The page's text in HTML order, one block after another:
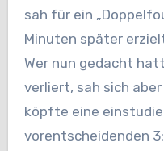
sah für ein
Minuten später
Wer nun gedacht
verliert, sah sich
köpfte eine
vorentscheidenden